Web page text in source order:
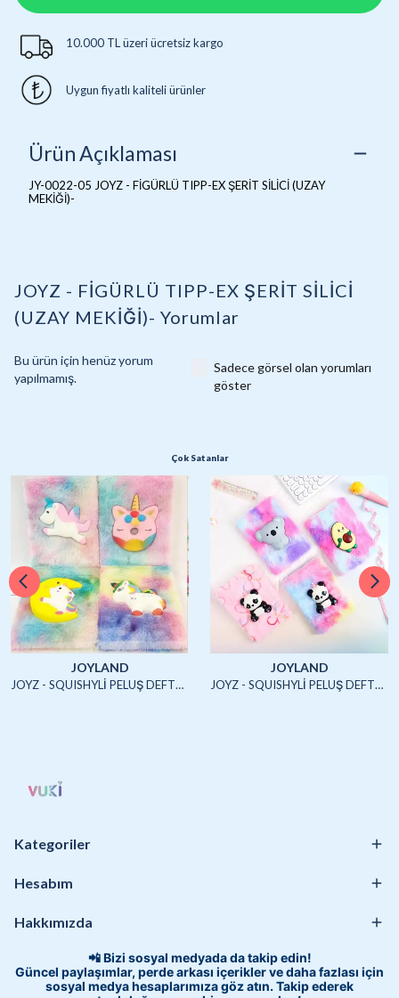
10.000 TL üzeri ücretsiz kargo
Uygun fiyatlı kaliteli ürünler
Ürün Açıklaması
JY-0022-05 JOYZ - FİGÜRLÜ TIPP-EX ŞERİT SİLİCİ (UZAY
MEKİĞİ)-
JOYZ - FİGÜRLÜ TIPP-EX ŞERİT SİLİCİ
(UZAY MEKİĞİ)- Yorumlar
Bu ürün için henüz yorum
yapılmamış.
Sadece görsel olan yorumları
göster
Çok Satanlar
JOYLAND
JOYZ - SQUISHYLİ PELUŞ DEFTER A5 (UNICORN2)-4/S
JOYLAND
JOYZ - SQUISHYLİ PELUŞ DEFTER A5 (HAYVANLAR)-4/S
Kategoriler
Hesabım
Hakkımızda
📲 Bizi sosyal medyada da takip edin!
Güncel paylaşımlar, perde arkası içerikler ve daha fazlası için
sosyal medya hesaplarımıza göz atın. Takip ederek